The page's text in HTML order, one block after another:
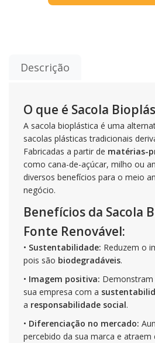
Descrição
O que é Sacola
A sacola bioplástica é uma
sacolas plásticas tradicionais
Fabricadas a partir de matérias-
como cana-de-açúcar, milho ou
diversos benefícios para o meio
negócio.
Benefícios da Sacola
Fonte Renovável:
• Sustentabilidade: Reduzem o
pois são biodegradáveis.
• Imagem positiva:
sua empresa com a
a responsabilidade social.
• Diferenciação no mercado:
percebido da sua marca e atraem